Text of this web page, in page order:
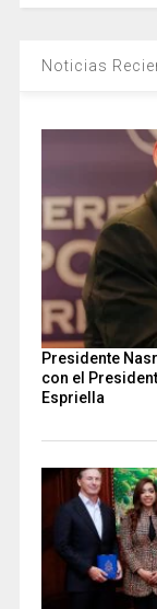
Noticias
Presidente
con el
Espriella